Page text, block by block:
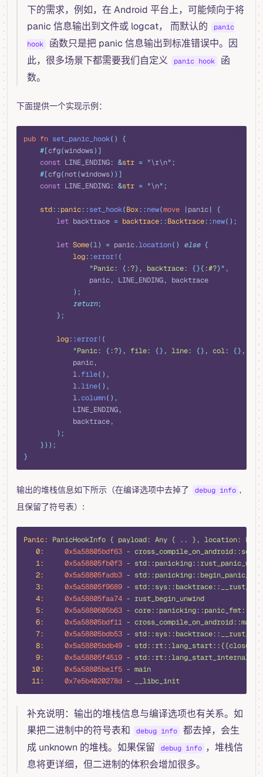
下的需求，例如，在 Android 平台上，可能倾向于将
panic 信息输出到文件或 logcat， 而默认的
panic
hook
函数只是把 panic 信息输出到标准错误中。因
此，很多场景下都需要我们自定义
panic hook
函
数。
下面提供一个实现示例：
pub fn set_panic_hook()
{
    #[
cfg(windows)]
    const
LINE_ENDING: &str = "\r\n" ;
    #[
cfg(not(windows))]
    const
LINE_ENDING: &str = "\n" ;
    std
::panic::set_hook(Box::new(move |panic|
{
        let
backtrace = backtrace::Backtrace::new();
        let
Some(l) = panic.location() else {
            log
::error! (
                "
Panic: { :?} , backtrace: {}{ :#?}" ,
                panic
, LINE_ENDING,
backtrace
            );
            return
;
        };
        log
::error! (
            "
Panic: { :?} , file: {} , line: {} , col: {} ,
            panic
,
            l
.file(),
            l
.line(),
            l
.column(),
            LINE_ENDING
,
            backtrace
,
        );
    }));
}
输出的堆栈信息如下所示（在编译选项中去掉了 debug info ,
且保留了符号表）:
Panic: PanicHookInfo { payload: Any { .. }, location:
   0:
     0x5a58805bdf63
-
   1:
     0x5a58805fb0f3
-
   2:
     0x5a58805fadb3
-
   3:
     0x5a58805f9689
-
   4:
     0x5a58805faa74
- rust_begin_unwind
   5:
     0x5a5880605b63
-
   6:
     0x5a58805bdf11
-
   7:
     0x5a58805bdb53
-
   8:
     0x5a58805bdb49
-
   9:
     0x5a58805f4519
-
  10:
     0x5a58805be1f5
- main
  11:
     0x7e5b4020278d
- __libc_init
补充说明：输出的堆栈信息与编译选项也有关系。如
果把二进制中的符号表和
debug info
都去掉，会生
成 unknown 的堆栈。如果保留
debug info ，堆栈信
息将更详细，但二进制的体积会增加很多。